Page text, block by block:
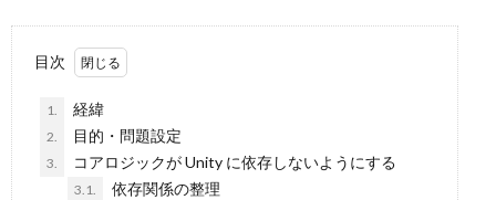
目次
1. 経緯
2. 目的・問題設定
3. コアロジックが Unity に依存しないようにする
3.1. 依存関係の整理